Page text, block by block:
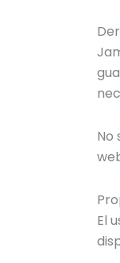
No
El